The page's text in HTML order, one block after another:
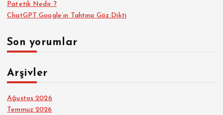
Patetik Nedir ?
ChatGPT Google’ın Tahtına Göz Dikti
Son yorumlar
Arşivler
Ağustos 2026
Temmuz 2026